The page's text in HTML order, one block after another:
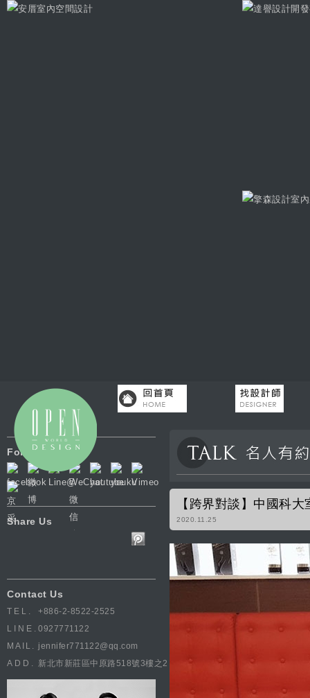
Follow Us
Share Us
Contact Us
TEL.
+886-2-8522-2525
LINE. 0927771122
MAIL. jennifer771122@qq.com
ADD.
新北市新莊區中原路518號3樓之2
【跨界對談】中國科
2020.11.25